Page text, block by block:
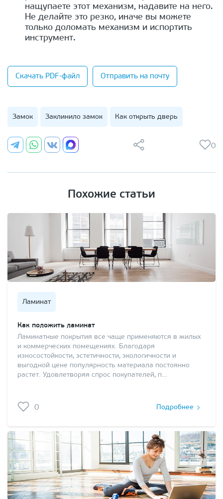
нащупаете этот механизм, надавите на него.
Не делайте это резко, иначе вы можете
только доломать механизм и испортить
инструмент.
Скачать PDF-файл Отправить на почту
Замок Заклинило замок Как открыть дверь
0
Похожие статьи
Ламинат
Как положить ламинат
Ламинатные покрытия все чаще применяются в жилых
и коммерческих помещениях. Благодаря
износостойкости, эстетичности, экологичности и
выгодной цене популярность материала постоянно
растет. Удовлетворяя спрос покупателей, п…
0 Подробнее